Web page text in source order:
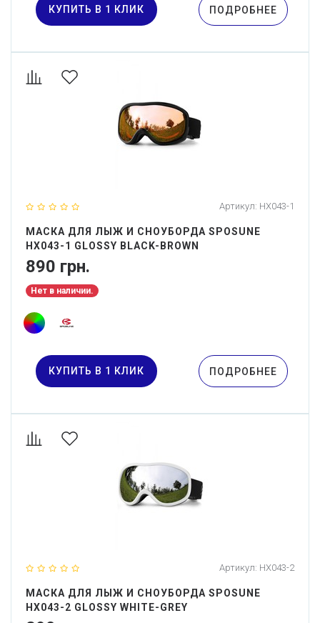
КУПИТЬ В 1 КЛИК ПОДРОБНЕЕ
Артикул: HX043-1
МАСКА ДЛЯ ЛЫЖ И СНОУБОРДА SPOSUNE
HX043-1 GLOSSY BLACK-BROWN
890 грн.
Нет в наличии.
КУПИТЬ В 1 КЛИК ПОДРОБНЕЕ
Артикул: HX043-2
МАСКА ДЛЯ ЛЫЖ И СНОУБОРДА SPOSUNE
HX043-2 GLOSSY WHITE-GREY